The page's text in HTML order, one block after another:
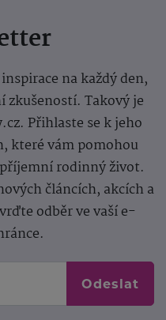
na každý den,
zkušeností. Takový je
Přihlaste se k jeho
které vám pomohou
rodinný život.
článcích, akcích a
odběr ve vaší e-
Odeslat